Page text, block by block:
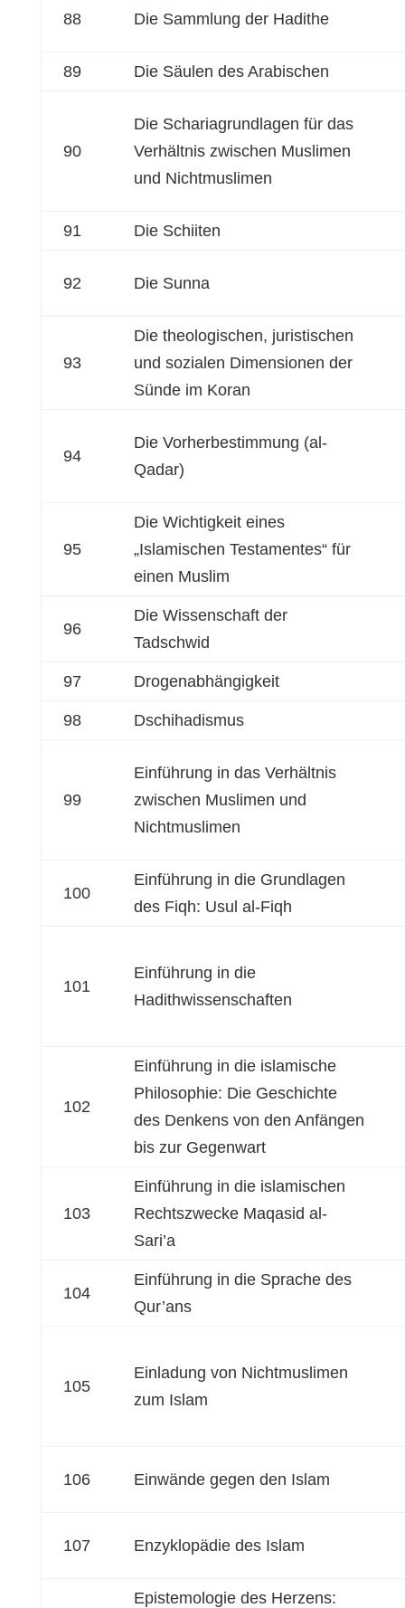
88 Die Sammlung der Hadithe
89 Die Säulen des Arabischen
90
Die Schariagrundlagen für das
Verhältnis zwischen Muslimen
und Nichtmuslimen
91 Die Schiiten
92 Die Sunna
93
Die theologischen, juristischen
und sozialen Dimensionen der
Sünde im Koran
94
Die Vorherbestimmung (al-
Qadar)
95
Die Wichtigkeit eines
„Islamischen Testamentes“ für
einen Muslim
96
Die Wissenschaft der
Tadschwid
97 Drogenabhängigkeit
98 Dschihadismus
99
Einführung in das Verhältnis
zwischen Muslimen und
Nichtmuslimen
100
Einführung in die Grundlagen
des Fiqh: Usul al-Fiqh
101
Einführung in die
Hadithwissenschaften
102
Einführung in die islamische
Philosophie: Die Geschichte
des Denkens von den Anfängen
bis zur Gegenwart
103
Einführung in die islamischen
Rechtszwecke Maqasid al-
Sari’a
104
Einführung in die Sprache des
Qur’ans
105
Einladung von Nichtmuslimen
zum Islam
106 Einwände gegen den Islam
107 Enzyklopädie des Islam
Epistemologie des Herzens: